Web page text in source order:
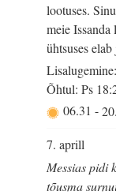
lootuses.
meie
ühtsuses
Õhtul: Ps
06.31-
7. aprill
Messias pidi
tõusma